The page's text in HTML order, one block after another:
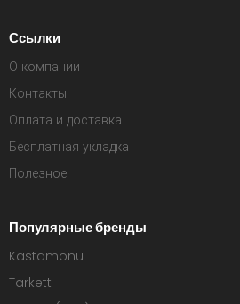
Ссылки
О компании
Контакты
Оплата и доставка
Бесплатная укладка
Полезное
Популярные бренды
Kastamonu
Tarkett